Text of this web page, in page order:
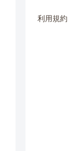
利用規約